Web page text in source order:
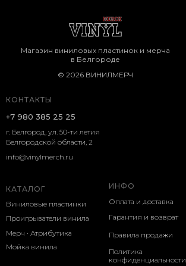
КОНТАКТЫ
г. Белгород, ул. 50-ти летия
Белгородской области, 2
КАТАЛОГ
Виниловые пластинки
ИНФО
Оплата и доставка
+7 980 385 25 25
Магазин виниловых пластинок и мерча
в Белгороде
Проигрыватели винила
Мерч · Атрибутика
Мойка винила
Гарантия и возврат
Политика
конфиденциальности
Правила продажи
© 2026 ВИНИЛМЕРЧ
info@vinylmerch.ru